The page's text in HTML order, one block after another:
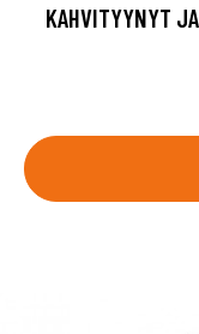
KAHVITYYNYT